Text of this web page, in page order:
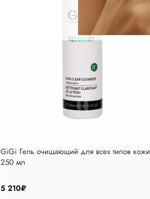
GiGi Гель очищающий для всех типов кожи
250 мл
5 210₽